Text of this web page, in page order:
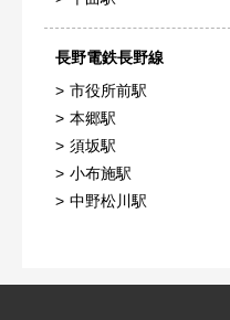
長野電鉄長野線
市役所前駅
本郷駅
須坂駅
小布施駅
中野松川駅